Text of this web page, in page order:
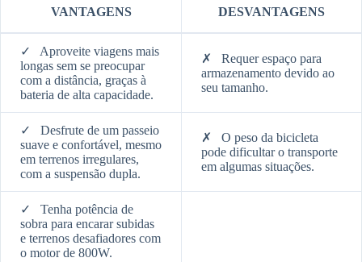
VANTAGENS DESVANTAGENS
✓
Aproveite viagens mais
longas sem se preocupar
com a distância, graças à
bateria de alta capacidade.
✗
Requer espaço para
armazenamento devido ao
seu tamanho.
✓
Desfrute de um passeio
suave e confortável, mesmo
em terrenos irregulares,
com a suspensão dupla.
✗
O peso da bicicleta
pode dificultar o transporte
em algumas situações.
✓
Tenha potência de
sobra para encarar subidas
e terrenos desafiadores com
o motor de 800W.